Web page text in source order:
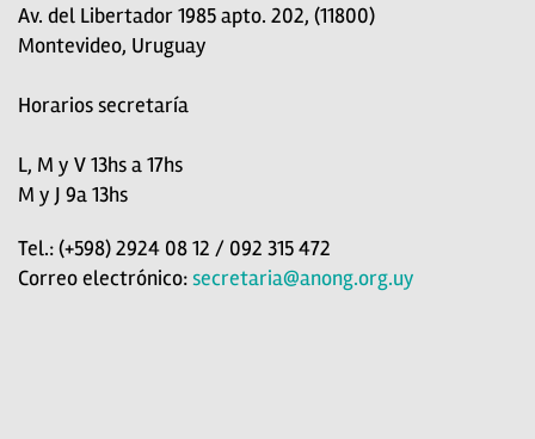
Av. del Libertador 1985 apto. 202, (11800)
Montevideo, Uruguay
Horarios secretaría
L, M y V 13hs a 17hs
M y J 9a 13hs
Tel.: (+598) 2924 08 12 / 092 315 472
Correo electrónico:secretaria@anong.org.uy